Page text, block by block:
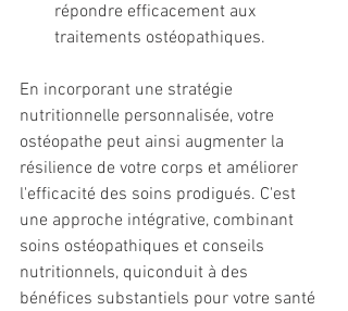
répondre efficacement aux
traitements ostéopathiques.
En incorporant une stratégie
nutritionnelle personnalisée, votre
ostéopathe peut ainsi augmenter la
résilience de votre corps et améliorer
l'efficacité des soins prodigués. C'est
une approche intégrative, combinant
soins ostéopathiques et conseils
nutritionnels, quiconduit à des
bénéfices substantiels pour votre santé